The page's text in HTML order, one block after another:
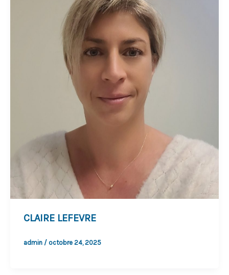
CLAIRE LEFEVRE
admin / octobre 24, 2025